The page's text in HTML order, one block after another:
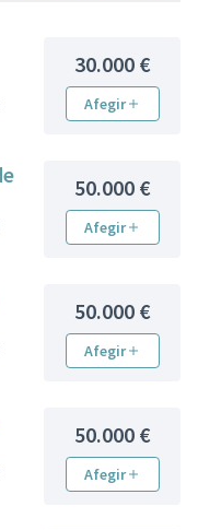
30.000 €
Afegir
50.000 €
Afegir
50.000 €
Afegir
50.000 €
Afegir